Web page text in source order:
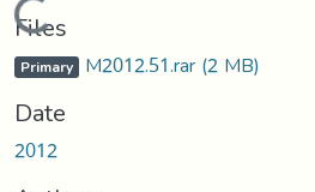
Loading...
Files
Primary M2012.51.rar(2 MB)
Date
2012